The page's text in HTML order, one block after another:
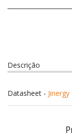
Descrição
Datasheet -